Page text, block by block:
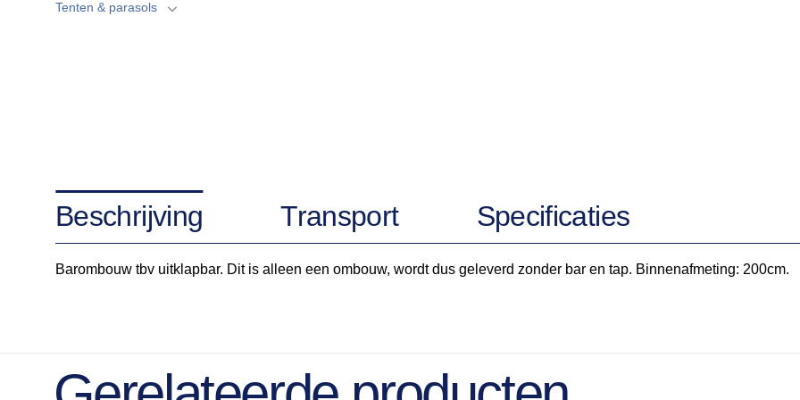
Tenten & parasols
Beschrijving Transport Specificaties
Barombouw tbv uitklapbar. Dit is alleen een ombouw, wordt dus geleverd zonder bar en tap. Binnenafmeting: 200cm.